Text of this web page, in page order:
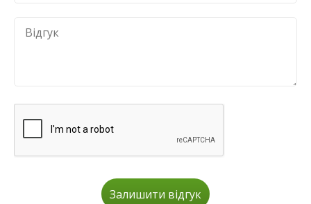
Залишити відгук